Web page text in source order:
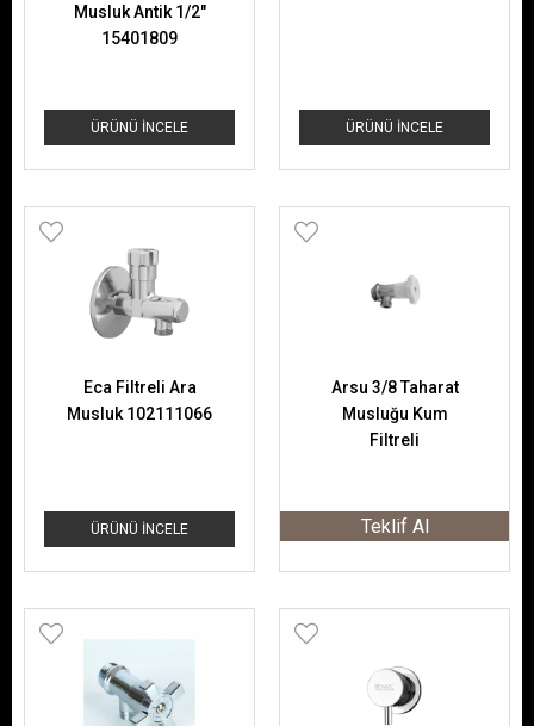
ÜRÜNÜ İNCELE
Musluk Antik 1/2"
15401809
ÜRÜNÜ İNCELE
ÜRÜNÜ İNCELE
Eca Filtreli Ara
Musluk 102111066
Arsu 3/8 Taharat
Musluğu Kum
Filtreli
Teklif Al